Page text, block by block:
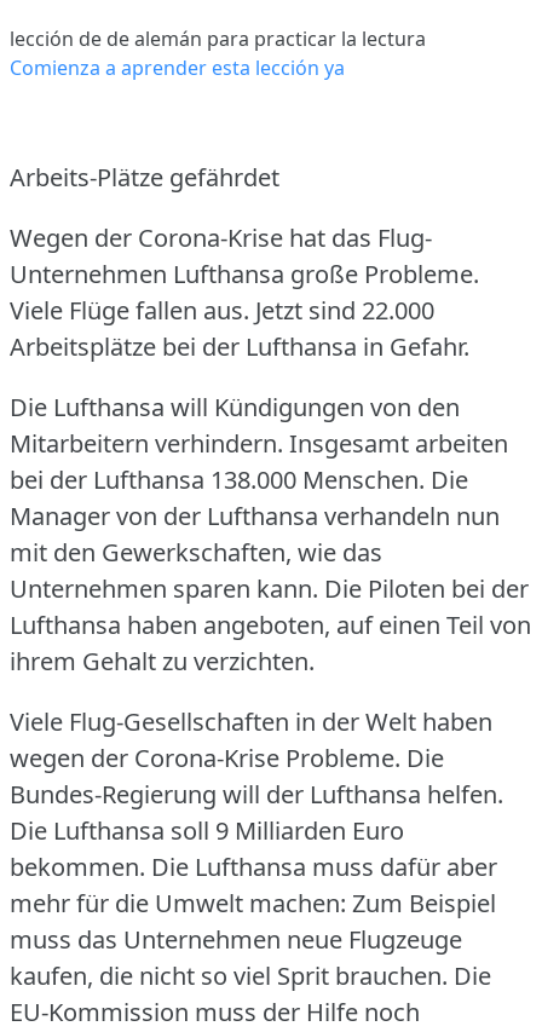
lección de de alemán para practicar la lectura
Comienza a aprender esta lección ya
Arbeits-Plätze gefährdet
Wegen der Corona-Krise hat das Flug-
Unternehmen Lufthansa große Probleme.
Viele Flüge fallen aus. Jetzt sind 22.000
Arbeitsplätze bei der Lufthansa in Gefahr.
Die Lufthansa will Kündigungen von den
Mitarbeitern verhindern. Insgesamt arbeiten
bei der Lufthansa 138.000 Menschen. Die
Manager von der Lufthansa verhandeln nun
mit den Gewerkschaften, wie das
Unternehmen sparen kann. Die Piloten bei der
Lufthansa haben angeboten, auf einen Teil von
ihrem Gehalt zu verzichten.
Viele Flug-Gesellschaften in der Welt haben
wegen der Corona-Krise Probleme. Die
Bundes-Regierung will der Lufthansa helfen.
Die Lufthansa soll 9 Milliarden Euro
bekommen. Die Lufthansa muss dafür aber
mehr für die Umwelt machen: Zum Beispiel
muss das Unternehmen neue Flugzeuge
kaufen, die nicht so viel Sprit brauchen. Die
EU-Kommission muss der Hilfe noch